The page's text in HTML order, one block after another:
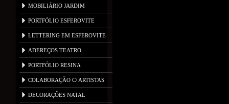
MOBILIÁRIO JARDIM
PORTFÓLIO ESFEROVITE
LETTERING EM ESFEROVITE
ADEREÇOS TEATRO
PORTFÓLIO RESINA
COLABORAÇÃO C/ ARTISTAS
DECORAÇÕES NATAL